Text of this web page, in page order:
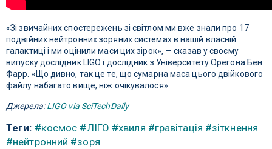
«Зі звичайних спостережень зі світлом ми вже знали про 17
подвійних нейтронних зоряних системах в нашій власній
галактиці і ми оцінили маси цих зірок», — сказав у своєму
випуску дослідник LIGO і дослідник з Університету Орегона Бен
Фарр. «Що дивно, так це те, що сумарна маса цього двійкового
файлу набагато вище, ніж очікувалося».
Джерела:LIGO via SciTechDaily
Теги: #космос #ЛІГО #хвиля #гравітація #зіткнення
#нейтронний #зоря